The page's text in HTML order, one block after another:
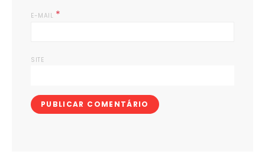
E-MAIL *
SITE